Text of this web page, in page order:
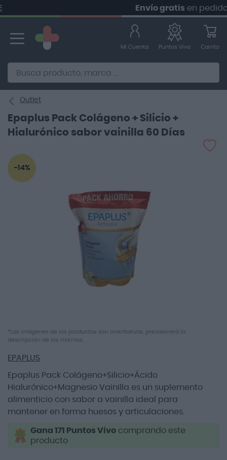
Envío gratisen pedidos
contenido
Alternative to Doofinder Ecommerce Search
Mi Cuenta Puntos Vivo Carrito
Outlet
Epaplus Pack Colágeno + Silicio +
Hialurónico sabor vainilla 60 Días
-14%
Saltar
final
Saltar
al
de
la
galería
de
imágenes
*Las imágenes de los productos son orientativas, prevalecerá la
descripción de los mismos.
EPAPLUS
Epaplus Pack Colágeno+Silicio+Ácido
Hialurónico+Magnesio Vainilla es un suplemento
alimenticio con sabor a vainilla ideal para
mantener en forma huesos y articulaciones.
Gana 171 Puntos Vivo comprando este
producto